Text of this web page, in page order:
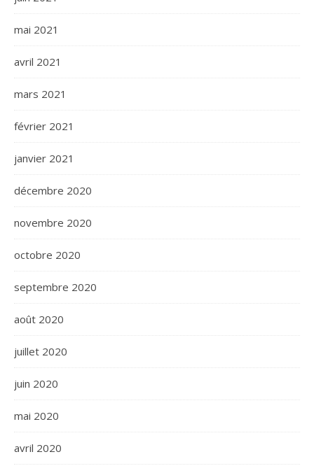
mai 2021
avril 2021
mars 2021
février 2021
janvier 2021
décembre 2020
novembre 2020
octobre 2020
septembre 2020
août 2020
juillet 2020
juin 2020
mai 2020
avril 2020